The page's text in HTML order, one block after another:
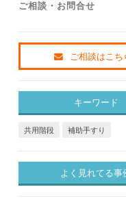
ご相談・お問合せ
ご相談はこち
キーワード
共用階段 補助手すり
よく見れてる事